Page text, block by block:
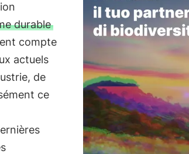
durable
compte
actuels
de
ce